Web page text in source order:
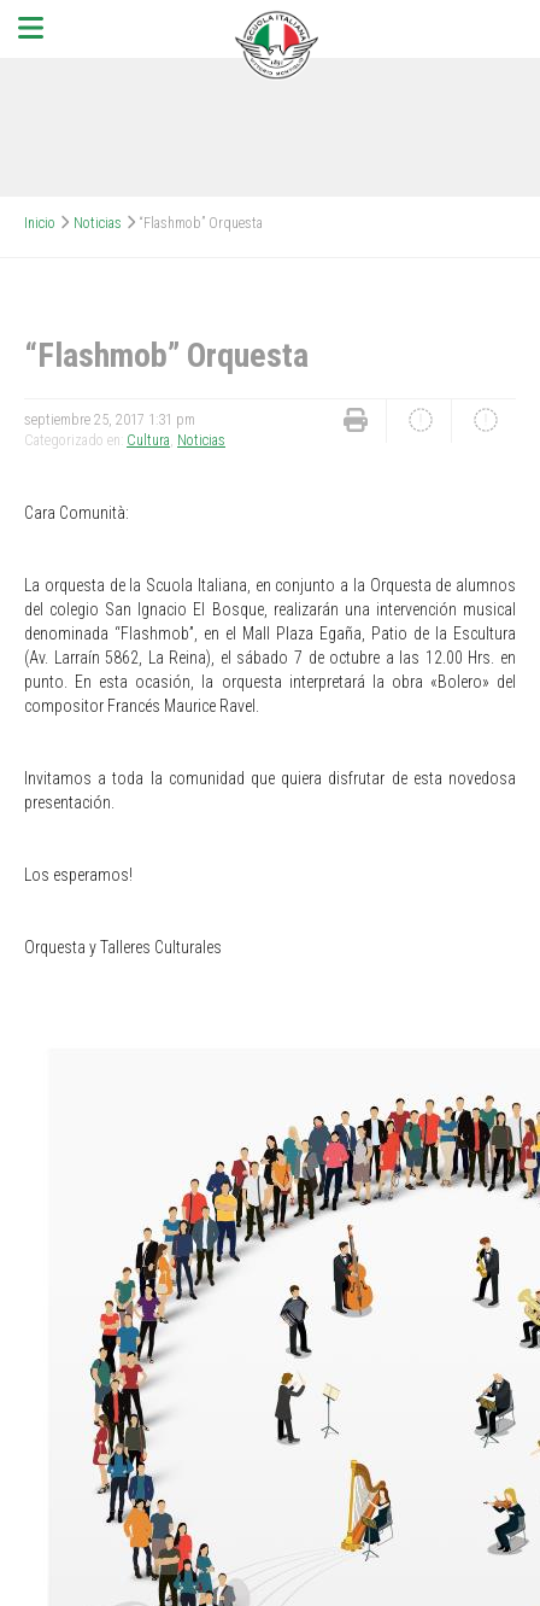
Inicio Noticias “Flashmob” Orquesta
“Flashmob” Orquesta
septiembre 25, 2017 1:31 pm
Categorizado en: Cultura Noticias
Cara Comunità:
La orquesta de la Scuola Italiana, en conjunto a la Orquesta de alumnos
del colegio San Ignacio El Bosque, realizarán una intervención musical
denominada “Flashmob”, en el Mall Plaza Egaña, Patio de la Escultura
(Av. Larraín 5862, La Reina), el sábado 7 de octubre a las 12.00 Hrs. en
punto. En esta ocasión, la orquesta interpretará la obra «Bolero» del
compositor Francés Maurice Ravel.
Invitamos a toda la comunidad que quiera disfrutar de esta novedosa
presentación.
Los esperamos!
Orquesta y Talleres Culturales